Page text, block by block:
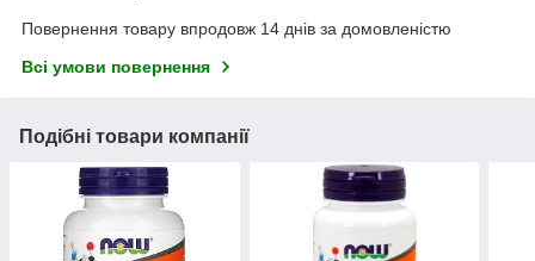
Повернення товару впродовж 14 днів за домовленістю
Всі умови повернення
Подібні товари компанії